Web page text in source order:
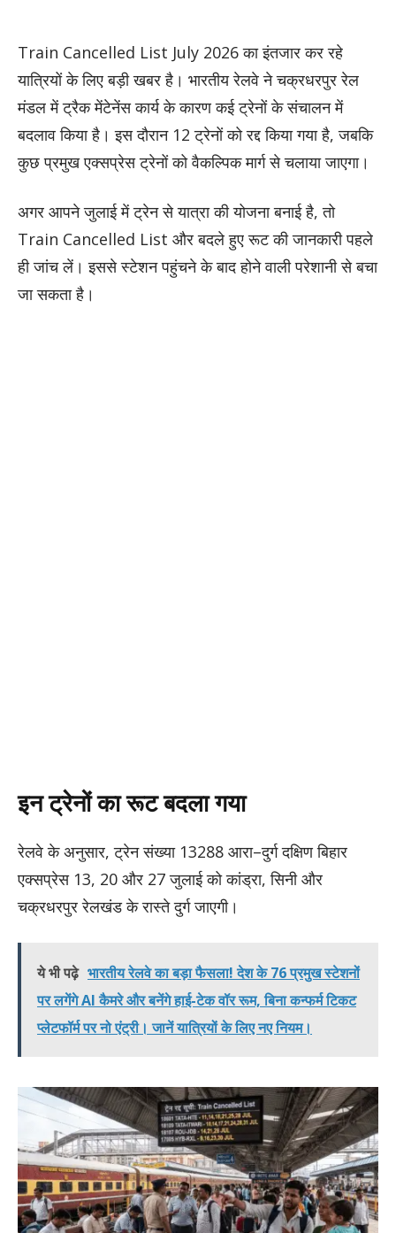
Train Cancelled List July 2026 का इंतजार कर रहे
यात्रियों के लिए बड़ी खबर है। भारतीय रेलवे ने चक्रधरपुर रेल
मंडल में ट्रैक मेंटेनेंस कार्य के कारण कई ट्रेनों के संचालन में
बदलाव किया है। इस दौरान 12 ट्रेनों को रद्द किया गया है, जबकि
कुछ प्रमुख एक्सप्रेस ट्रेनों को वैकल्पिक मार्ग से चलाया जाएगा।
अगर आपने जुलाई में ट्रेन से यात्रा की योजना बनाई है, तो
Train Cancelled List और बदले हुए रूट की जानकारी पहले
ही जांच लें। इससे स्टेशन पहुंचने के बाद होने वाली परेशानी से बचा
जा सकता है।
इन ट्रेनों का रूट बदला गया
रेलवे के अनुसार, ट्रेन संख्या 13288 आरा–दुर्ग दक्षिण बिहार
एक्सप्रेस 13, 20 और 27 जुलाई को कांड्रा, सिनी और
चक्रधरपुर रेलखंड के रास्ते दुर्ग जाएगी।
ये भी पढ़े भारतीय रेलवे का बड़ा फैसला! देश के 76 प्रमुख स्टेशनों
पर लगेंगे AI कैमरे और बनेंगे हाई-टेक वॉर रूम, बिना कन्फर्म टिकट
प्लेटफॉर्म पर नो एंट्री। जानें यात्रियों के लिए नए नियम।